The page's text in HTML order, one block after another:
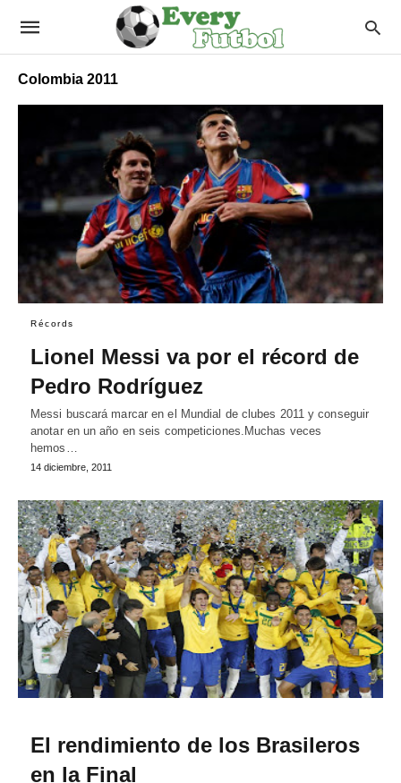
Colombia 2011
Récords
Lionel Messi va por el récord de
Pedro Rodríguez
Messi buscará marcar en el Mundial de clubes 2011 y conseguir
anotar en un año en seis competiciones.Muchas veces
hemos…
14 diciembre, 2011
El rendimiento de los Brasileros
en la Final